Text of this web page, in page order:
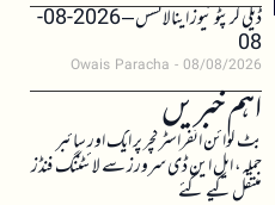
ڈیلی کرپٹو نیوز اینالائسس – 2026-08-
08
Owais Paracha 08/08/2026
اہم خبریں
بٹ کوائن انفراسٹرکچر پر ایک اور سائبر
حملہ، ایل این ڈی سرورز سے لائٹننگ فنڈز
منتقل کیے گئے